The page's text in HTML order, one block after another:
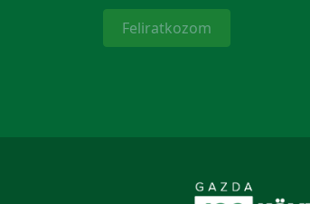
Feliratkozom